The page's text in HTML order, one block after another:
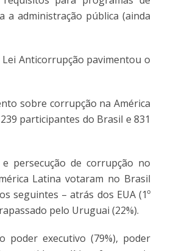
administração pública (ainda
Anticorrupção pavimentou o
sobre corrupção na América
participantes do Brasil e 831
persecução de corrupção no
Latina votaram no Brasil
seguintes – atrás dos EUA (1º
pelo Uruguai (22%).
executivo (79%), poder